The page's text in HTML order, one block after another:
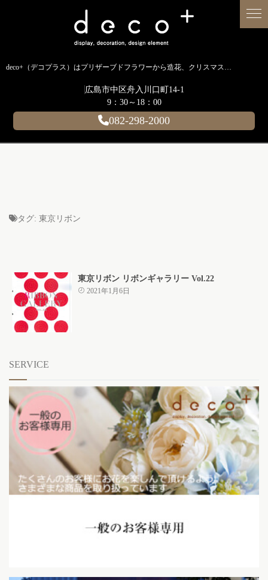
deco+（デコプラス）はプリザーブドフラワーから造花、クリスマス装飾、イルミネーションに至るまで扱う広島のディスプレイ専門ショップです。
広島市中区舟入川口町14-1
9：30～18：00
082-298-2000
タグ: 東京リボン
東京リボン リボンギャラリー Vol.22
2021年1月6日
SERVICE